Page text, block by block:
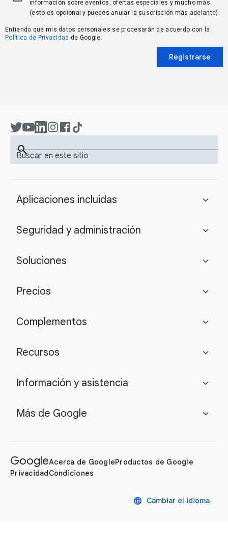
información sobre eventos, ofertas especiales y mucho más
(esto es opcional y puedes anular la suscripción más adelante).
Entiendo que mis datos personales se procesarán de acuerdo con la
Política de Privacidad de Google.
Registrarse
Buscar en este sitio
search
Aplicaciones incluidas expand_more
Seguridad y administración expand_more
Soluciones expand_more
Precios expand_more
Complementos expand_more
Recursos expand_more
Información y asistencia expand_more
Más de Google expand_more
GoogleAcerca de GoogleProductos de Google
PrivacidadCondiciones
language Cambiar el idioma